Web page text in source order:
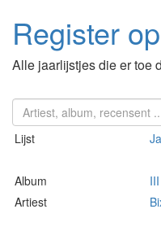
Register
Alle jaarlijstjes die er toe
Lijst
Album
III
Artiest